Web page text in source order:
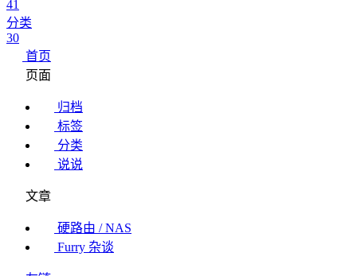
41
分类
30
首页
页面
归档
标签
分类
说说
文章
硬路由 / NAS
Furry 杂谈